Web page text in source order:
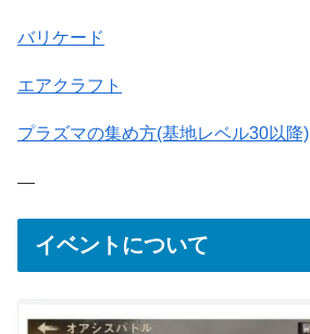
バリケード
エアクラフト
プラズマの集め方(基地レベル30以降)
—
イベントについて